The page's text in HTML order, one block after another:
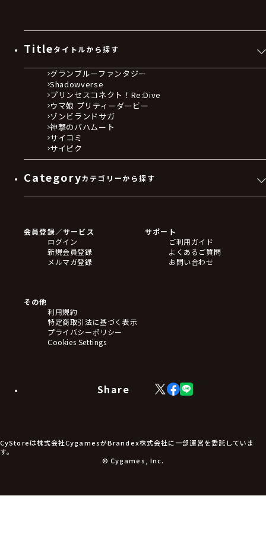
Titleタイトルから探す
グランブルーファンタジー
Shadowverse
プリンセスコネクト！Re:Dive
ウマ娘 プリティーダービー
ゾンビランドサガ
神撃のバハムート
サイコミ
サイピク
Categoryカテゴリーから探す
フィギュア
アクリルスタンド
バッジ
キーホルダー・ストラップ
ステッカー・シール・カード
タペストリー・ポスター
アームサポーター
ブレードホルダー
食品・飲料品
アパレル小物
アクセサリー
会員登録／サービス
ログイン
新規会員登録
メルマガ登録
サポート
ご利用ガイド
よくあるご質問
お問い合わせ
その他
利用規約
特定商取引法に基づく表示
プライバシーポリシー
Cookies Settings
Share
X
(Twitter)
Facebook
LINE
CyStoreは株式会社CygamesがBrandex株式会社に一部運営を委託していま
す。
© Cygames, Inc.